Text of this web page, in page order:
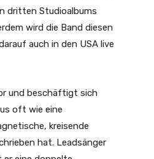
dritten Studioalbums
wird die Band diesen
auch in den USA live
und beschäftigt sich
oft wie eine
kreisende
hat. Leadsänger